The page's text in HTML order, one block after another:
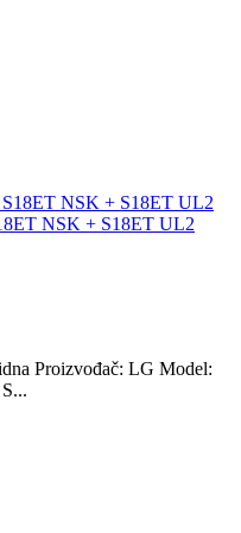
NSK + S18ET UL2
Proizvođač: LG Model: